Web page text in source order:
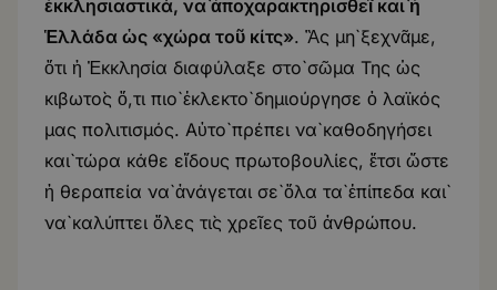
ἐκκλησιαστικά, νὰ ἀποχαρακτηρισθεῖ καὶ ἡ
Ἑλλάδα ὡς «χώρα τοῦ κίτς». Ἂς μὴ ξεχνᾶμε,
ὅτι ἡ Ἐκκλησία διαφύλαξε στὸ σῶμα Της ὡς
κιβωτὸς ὅ,τι πιὸ ἐκλεκτὸ δημιούργησε ὁ λαϊκός
μας πολιτισμός. Αὐτὸ πρέπει νὰ καθοδηγήσει
καὶ τώρα κάθε εἴδους πρωτοβουλίες, ἔτσι ὥστε
ἡ θεραπεία νὰ ἀνάγεται σὲ ὅλα τὰ ἐπίπεδα καὶ
νὰ καλύπτει ὅλες τὶς χρεῖες τοῦ ἀνθρώπου.